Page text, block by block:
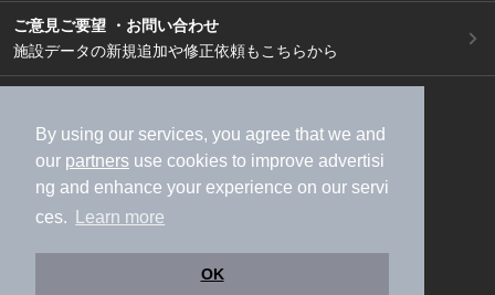
By using our services, you agree that we and
our partners use cookies to improve advertisi
ng and enhance your experience on our servi
ces.
Learn more
OK
ご意見ご要望 ・お問い合わせ
施設データの新規追加や修正依頼もこちらから
加盟店募集（資料請求）
広告出稿のご案内
利用規約
ライフスタイルMEMBERS+規約
特定商取引法に基づく表記
ヘルプ
採用情報
運営会社